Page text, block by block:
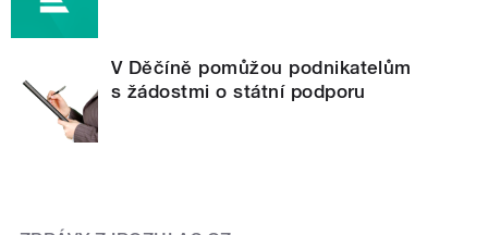
V Děčíně pomůžou podnikatelům
s žádostmi o státní podporu